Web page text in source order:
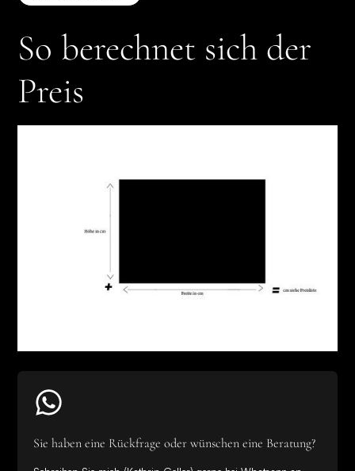
So berechnet sich der
Preis
Sie haben eine Rückfrage oder wünschen eine Beratung?